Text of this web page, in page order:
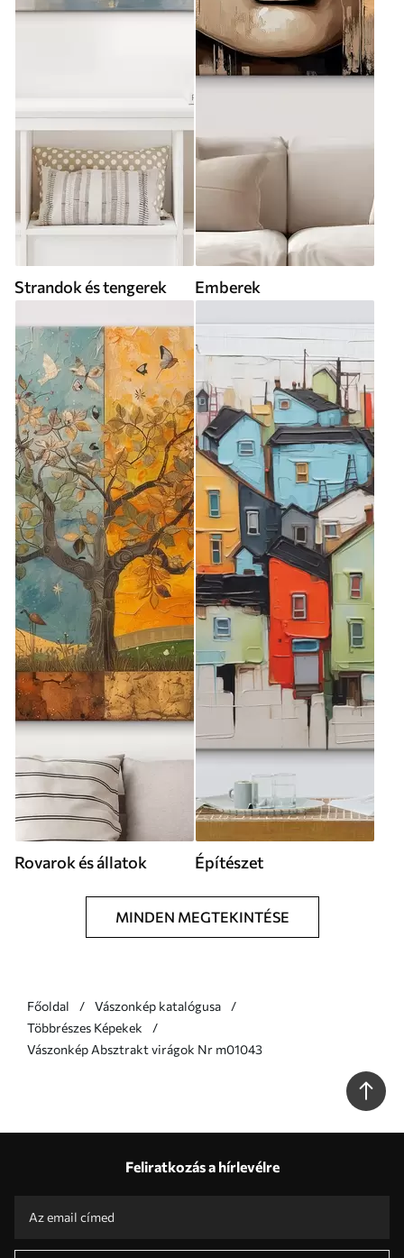
Strandok és tengerek Emberek
Rovarok és állatok Építészet
MINDEN MEGTEKINTÉSE
Főoldal
Vászonkép katalógusa
Többrészes Képekek
Vászonkép Absztrakt virágok Nr m01043
Feliratkozás a hírlevélre